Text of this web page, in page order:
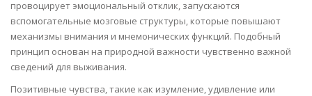
провоцирует эмоциональный отклик, запускаются
вспомогательные мозговые структуры, которые повышают
механизмы внимания и мнемонических функций. Подобный
принцип основан на природной важности чувственно важной
сведений для выживания.
Позитивные чувства, такие как изумление, удивление или